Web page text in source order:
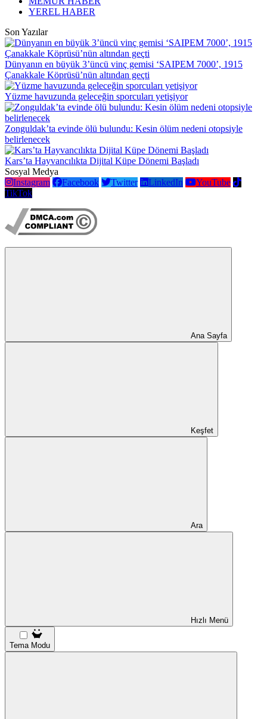
YEREL HABER
Son Yazılar
Dünyanın en büyük 3’üncü vinç gemisi ‘SAIPEM 7000’, 1915
Çanakkale Köprüsü’nün altından geçti
Yüzme havuzunda geleceğin sporcuları yetişiyor
Zonguldak’ta evinde ölü bulundu: Kesin ölüm nedeni otopsiyle
belirlenecek
Kars’ta Hayvancılıkta Dijital Küpe Dönemi Başladı
Sosyal Medya
Instagram
Facebook Twitter LinkedIn
YouTube
TikTok
Ana Sayfa
Keşfet
Ara
Hızlı Menü
Tema Modu